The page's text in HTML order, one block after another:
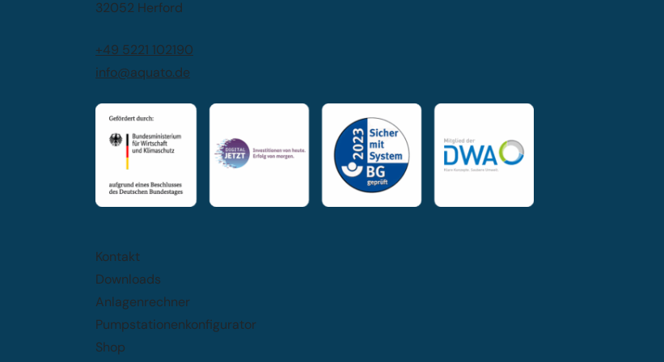
32052 Herford
+49 5221 102190
info@aquato.de
Kontakt
Downloads
Anlagenrechner
Pumpstationenkonfigurator
Shop